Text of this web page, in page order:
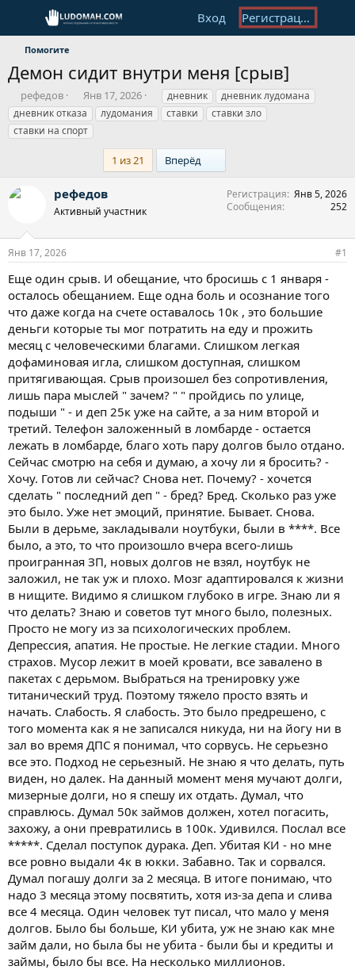
Вход Регистрация
Помогите
Демон сидит внутри меня [срыв]
А
в
т
о
м
рефедов
Д
а
т
а
а
л
Янв 17, 2026
Т
е
г
дневник
дневник лудомана
дневник отказа
лудомания ставки
ставки зло
ставки на спорт
1 из 21 Вперёд
рефедов
Активный участник
Регистрация Янв 5, 2026
Сообщения
252
Янв 17, 2026 #1
Еще один срыв. И обещание, что бросишь с 1 января -
осталось обещанием. Еще одна боль и осознание того
что даже когда на счете оставалось 10к , это большие
деньги которые ты мог потратить на еду и прожить
месяц с человеческими благами. Слишком легкая
дофаминовая игла, слишком доступная, слишком
притягивающая. Срыв произошел без сопротивления,
лишь пара мыслей " зачем? " " пройдись по улице,
подыши " - и деп 25к уже на сайте, а за ним второй и
третий. Телефон заложенный в ломбарде - остается
лежать в ломбарде, благо хоть пару долгов было отдано.
Сейчас смотрю на себя и думаю, а хочу ли я бросить? -
Хочу. Готов ли сейчас? Снова нет. Почему? - хочется
сделать " последний деп " - бред? Бред. Сколько раз уже
это было. Уже нет эмоций, принятие. Бывает. Снова.
Были в дерьме, закладывали ноутбуки, были в ****. Все
было, а это, то что произошло вчера всего-лишь
проигранная ЗП, новых долгов не взял, ноутбук не
заложил, не так уж и плохо. Мозг адаптировался к жизни
в нищите. Видимо я слишком глубоко в игре. Знаю ли я
что делать? Знаю и советов тут много было, полезных.
Просто не могу из за психологических проблем.
Депрессия, апатия. Не простые. Не легкие стадии. Много
страхов. Мусор лежит в моей кровати, все завалено в
пакетах с дерьмом. Выбраться на тренировку уже
титанический труд. Поэтому тяжело просто взять и
начать. Слабость. Я слабость. Это было предрешено, с
того момента как я не записался никуда, ни на йогу ни в
зал во время ДПС я понимал, что сорвусь. Не серьезно
все это. Подход не серьезный. Не знаю я что делать, путь
виден, но далек. На данный момент меня мучают долги,
мизерные долги, но я спешу их отдать. Думал, что
справлюсь. Думал 50к займов должен, хотел погасить,
захожу, а они превратились в 100к. Удивился. Послал все
*****. Сделал поступок дурака. Деп. Убитая КИ - но мне
все ровно выдали 4к в юкки. Забавно. Так и сорвался.
Думал погашу долги за 2 месяца. В итоге понимаю, что
надо 3 месяца этому посвятить, хотя из-за депа и слива
все 4 месяца. Один человек тут писал, что мало у меня
долгов. Было бы больше, КИ убита, уж не знаю как мне
займ дали, но была бы не убита - были бы и кредиты и
займы, было бы все. На несколько миллионов.